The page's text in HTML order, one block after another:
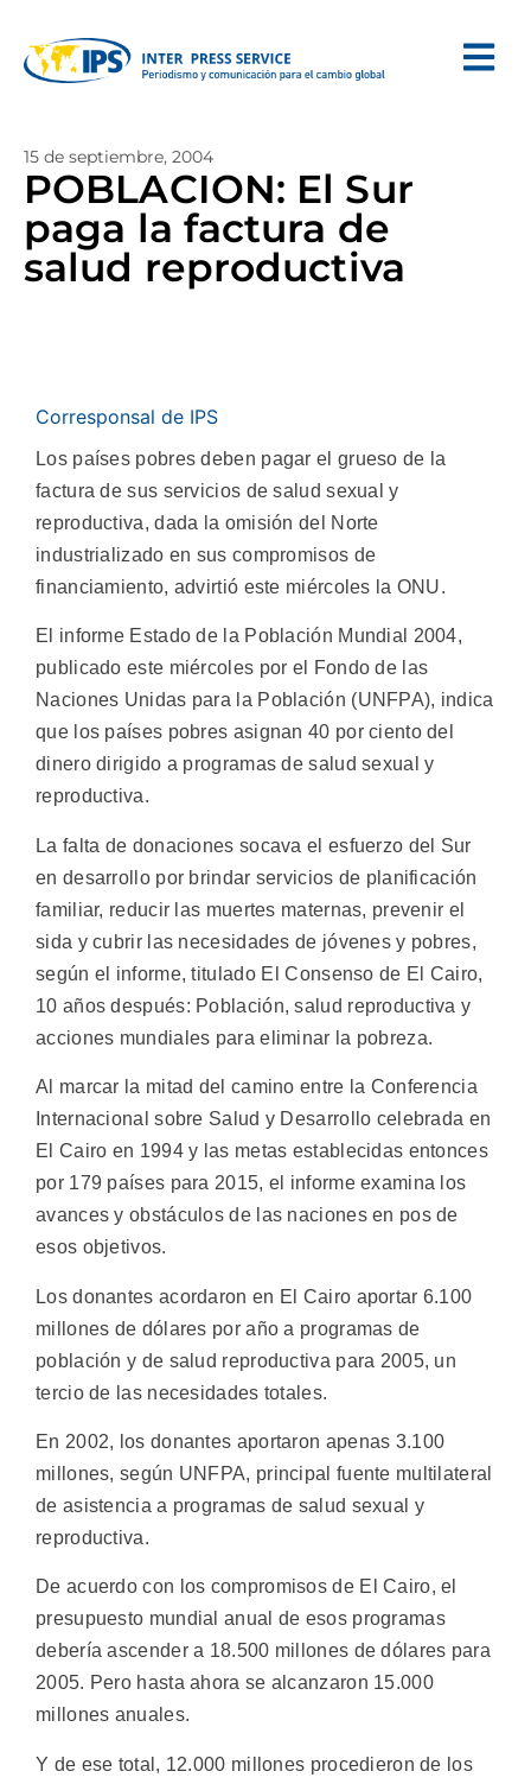
15 de septiembre, 2004
POBLACION: El Sur
paga la factura de
salud reproductiva
Corresponsal de IPS
Los países pobres deben pagar el grueso de la
factura de sus servicios de salud sexual y
reproductiva, dada la omisión del Norte
industrializado en sus compromisos de
financiamiento, advirtió este miércoles la ONU.
El informe Estado de la Población Mundial 2004,
publicado este miércoles por el Fondo de las
Naciones Unidas para la Población (UNFPA), indica
que los países pobres asignan 40 por ciento del
dinero dirigido a programas de salud sexual y
reproductiva.
La falta de donaciones socava el esfuerzo del Sur
en desarrollo por brindar servicios de planificación
familiar, reducir las muertes maternas, prevenir el
sida y cubrir las necesidades de jóvenes y pobres,
según el informe, titulado El Consenso de El Cairo,
10 años después: Población, salud reproductiva y
acciones mundiales para eliminar la pobreza.
Al marcar la mitad del camino entre la Conferencia
Internacional sobre Salud y Desarrollo celebrada en
El Cairo en 1994 y las metas establecidas entonces
por 179 países para 2015, el informe examina los
avances y obstáculos de las naciones en pos de
esos objetivos.
Los donantes acordaron en El Cairo aportar 6.100
millones de dólares por año a programas de
población y de salud reproductiva para 2005, un
tercio de las necesidades totales.
En 2002, los donantes aportaron apenas 3.100
millones, según UNFPA, principal fuente multilateral
de asistencia a programas de salud sexual y
reproductiva.
De acuerdo con los compromisos de El Cairo, el
presupuesto mundial anual de esos programas
debería ascender a 18.500 millones de dólares para
2005. Pero hasta ahora se alcanzaron 15.000
millones anuales.
Y de ese total, 12.000 millones procedieron de los